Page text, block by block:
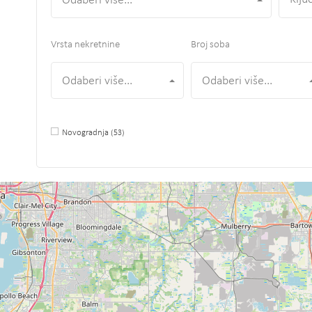
Vrsta nekretnine
Odaberi više...
Broj soba
Odaberi više...
Novogradnja (53)